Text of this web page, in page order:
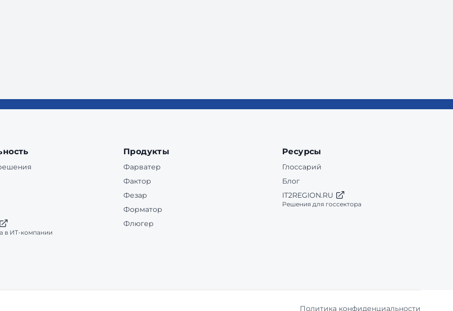
в ИТ-компании
Продукты
Фарватер
Фактор
Фезар
Форматор
Флюгер
Ресурсы
Глоссарий
Блог
IT2REGION.RU
Решения для госсектора
Политика конфиденциальности